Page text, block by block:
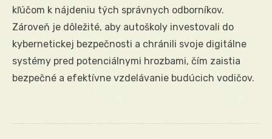
kľúčom k nájdeniu tých správnych odborníkov.
Zároveň je dôležité, aby autoškoly investovali do
kybernetickej bezpečnosti a chránili svoje digitálne
systémy pred potenciálnymi hrozbami, čím zaistia
bezpečné a efektívne vzdelávanie budúcich vodičov.